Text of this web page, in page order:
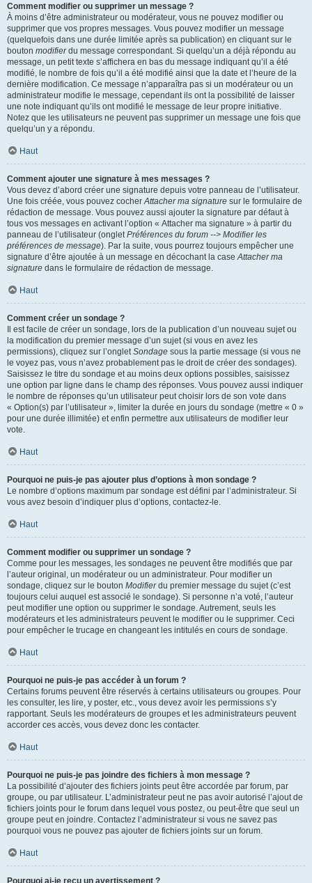
Comment modifier ou supprimer un message ?
À moins d’être administrateur ou modérateur, vous ne pouvez modifier ou
supprimer que vos propres messages. Vous pouvez modifier un message
(quelquefois dans une durée limitée après sa publication) en cliquant sur le
bouton modifierdu message correspondant. Si quelqu’un a déjà répondu au
message, un petit texte s’affichera en bas du message indiquant qu’il a été
modifié, le nombre de fois qu’il a été modifié ainsi que la date et l’heure de la
dernière modification. Ce message n’apparaîtra pas si un modérateur ou un
administrateur modifie le message, cependant ils ont la possibilité de laisser
une note indiquant qu’ils ont modifié le message de leur propre initiative.
Notez que les utilisateurs ne peuvent pas supprimer un message une fois que
quelqu’un y a répondu.
Haut
Comment ajouter une signature à mes messages ?
Vous devez d’abord créer une signature depuis votre panneau de l’utilisateur.
Une fois créée, vous pouvez cocherAttacher ma signature sur le formulaire de
rédaction de message. Vous pouvez aussi ajouter la signature par défaut à
tous vos messages en activant l’option « Attacher ma signature » à partir du
panneau de l’utilisateur (ongletPréférences du forum --> Modifier les
préférences de message). Par la suite, vous pourrez toujours empêcher une
signature d’être ajoutée à un message en décochant la caseAttacher ma
signature dans le formulaire de rédaction de message.
Haut
Comment créer un sondage ?
Il est facile de créer un sondage, lors de la publication d’un nouveau sujet ou
la modification du premier message d’un sujet (si vous en avez les
permissions), cliquez sur l’ongletSondage sous la partie message (si vous ne
le voyez pas, vous n’avez probablement pas le droit de créer des sondages).
Saisissez le titre du sondage et au moins deux options possibles, saisissez
une option par ligne dans le champ des réponses. Vous pouvez aussi indiquer
le nombre de réponses qu’un utilisateur peut choisir lors de son vote dans
« Option(s) par l’utilisateur », limiter la durée en jours du sondage (mettre « 0 »
pour une durée illimitée) et enfin permettre aux utilisateurs de modifier leur
vote.
Haut
Pourquoi ne puis-je pas ajouter plus d’options à mon sondage ?
Le nombre d’options maximum par sondage est défini par l’administrateur. Si
vous avez besoin d’indiquer plus d’options, contactez-le.
Haut
Comment modifier ou supprimer un sondage ?
Comme pour les messages, les sondages ne peuvent être modifiés que par
l’auteur original, un modérateur ou un administrateur. Pour modifier un
sondage, cliquez sur le bouton Modifierdu premier message du sujet (c’est
toujours celui auquel est associé le sondage). Si personne n’a voté, l’auteur
peut modifier une option ou supprimer le sondage. Autrement, seuls les
modérateurs et les administrateurs peuvent le modifier ou le supprimer. Ceci
pour empêcher le trucage en changeant les intitulés en cours de sondage.
Haut
Pourquoi ne puis-je pas accéder à un forum ?
Certains forums peuvent être réservés à certains utilisateurs ou groupes. Pour
les consulter, les lire, y poster, etc., vous devez avoir les permissions s’y
rapportant. Seuls les modérateurs de groupes et les administrateurs peuvent
accorder ces accès, vous devez donc les contacter.
Haut
Pourquoi ne puis-je pas joindre des fichiers à mon message ?
La possibilité d’ajouter des fichiers joints peut être accordée par forum, par
groupe, ou par utilisateur. L’administrateur peut ne pas avoir autorisé l’ajout de
fichiers joints pour le forum dans lequel vous postez, ou peut-être que seul un
groupe peut en joindre. Contactez l’administrateur si vous ne savez pas
pourquoi vous ne pouvez pas ajouter de fichiers joints sur un forum.
Haut
Pourquoi ai-je reçu un avertissement ?